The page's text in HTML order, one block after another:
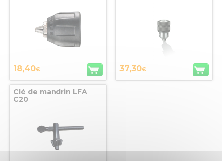
18,40€ 37,30€
Clé de mandrin LFA
C20